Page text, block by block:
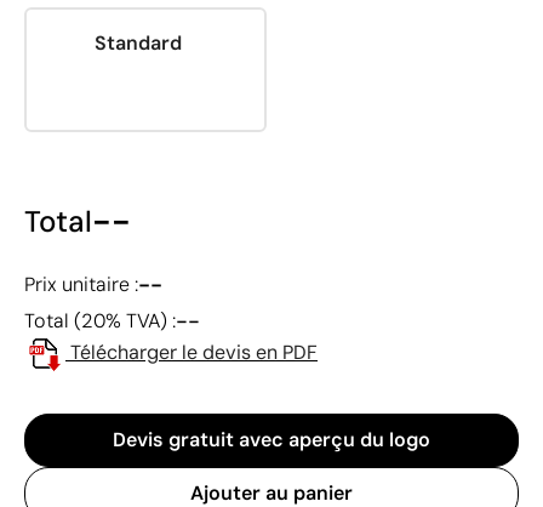
Standard
Total--
Prix unitaire :--
Total (20% TVA) :--
Télécharger le devis en PDF
Devis gratuit avec aperçu du logo
Ajouter au panier